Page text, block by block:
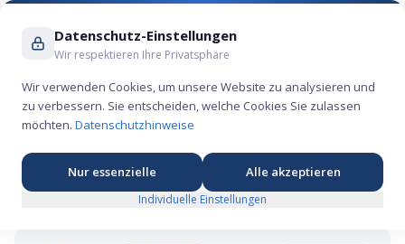
Suche ...
Eikon Therapeutics IPO: Krebsmedikamenten-
Entwickler mit Keytruda-Team strebt an die
Nasdaq
Datenschutz-Einstellungen
Wir respektieren Ihre Privatsphäre
Wir verwenden Cookies, um unsere Website zu analysieren und
zu verbessern. Sie entscheiden, welche Cookies Sie zulassen
möchten. Datenschutzhinweise
Nur essenzielle Alle akzeptieren
Individuelle Einstellungen